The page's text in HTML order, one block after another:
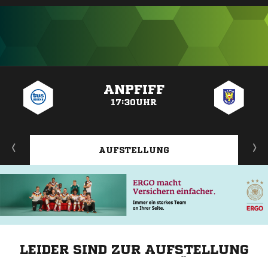
ANPFIFF
17:30UHR
AUFSTELLUNG
LEIDER SIND ZUR AUFSTELLUNG